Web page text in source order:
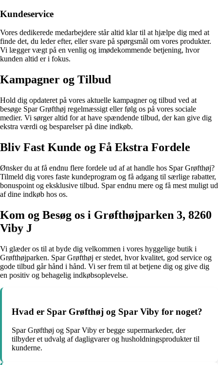
Kundeservice
Vores dedikerede medarbejdere står altid klar til at hjælpe dig med at
finde det, du leder efter, eller svare på spørgsmål om vores produkter.
Vi lægger vægt på en venlig og imødekommende betjening, hvor
kunden altid er i fokus.
Kampagner og Tilbud
Hold dig opdateret på vores aktuelle kampagner og tilbud ved at
besøge Spar Grøfthøj regelmæssigt eller følg os på vores sociale
medier. Vi sørger altid for at have spændende tilbud, der kan give dig
ekstra værdi og besparelser på dine indkøb.
Bliv Fast Kunde og Få Ekstra Fordele
Ønsker du at få endnu flere fordele ud af at handle hos Spar Grøfthøj?
Tilmeld dig vores faste kundeprogram og få adgang til særlige rabatter,
bonuspoint og eksklusive tilbud. Spar endnu mere og få mest muligt ud
af dine indkøb hos os.
Kom og Besøg os i Grøfthøjparken 3, 8260
Viby J
Vi glæder os til at byde dig velkommen i vores hyggelige butik i
Grøfthøjparken. Spar Grøfthøj er stedet, hvor kvalitet, god service og
gode tilbud går hånd i hånd. Vi ser frem til at betjene dig og give dig
en positiv og behagelig indkøbsoplevelse.
Hvad er Spar Grøfthøj og Spar Viby for noget?
Spar Grøfthøj og Spar Viby er begge supermarkeder, der
tilbyder et udvalg af dagligvarer og husholdningsprodukter til
kunderne.